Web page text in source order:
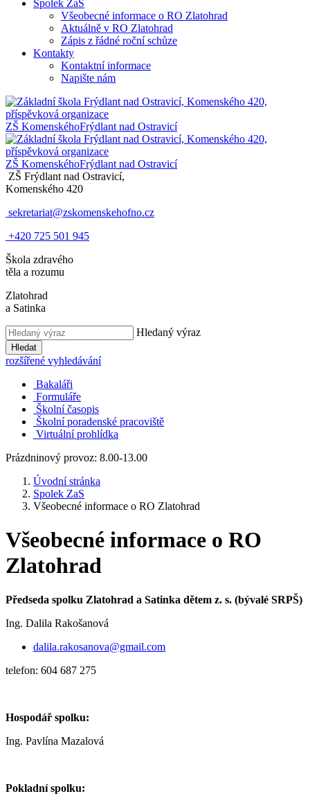
Spolek ZaS
Všeobecné informace o RO Zlatohrad
Aktuálně v RO Zlatohrad
Zápis z řádné roční schůze
Kontakty
Kontaktní informace
Napište nám
ZŠ KomenskéhoFrýdlant nad Ostravicí
ZŠ KomenskéhoFrýdlant nad Ostravicí
ZŠ Frýdlant nad Ostravicí,
Komenského 420
sekretariat@zskomenskehofno.cz
+420 725 501 945
Škola zdravého
těla a rozumu
Zlatohrad
a Satinka
Hledaný výraz
Hledat
rozšířené vyhledávání
Bakaláři
Formuláře
Školní časopis
Školní poradenské pracoviště
Virtuální prohlídka
Prázdninový provoz: 8.00-13.00
Úvodní stránka
Spolek ZaS
Všeobecné informace o RO Zlatohrad
Všeobecné informace o RO
Zlatohrad
Předseda spolku Zlatohrad a Satinka dětem z. s. (bývalé SRPŠ)
Ing. Dalila Rakošanová
dalila.rakosanova@gmail.com
telefon: 604 687 275
Hospodář spolku:
Ing. Pavlína Mazalová
Pokladní spolku: